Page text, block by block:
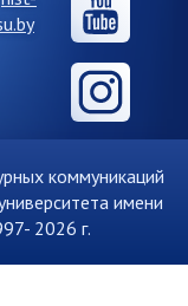
коммуникаций
имени
2026 г.